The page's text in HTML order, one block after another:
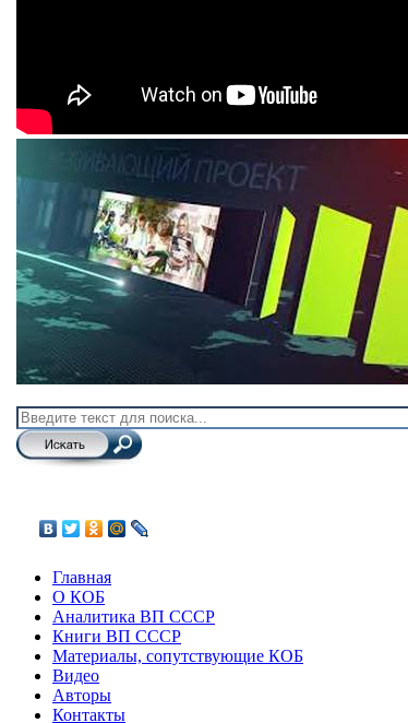
Главная
О КОБ
Аналитика ВП СССР
Книги ВП СССР
Материалы, сопутствующие КОБ
Видео
Авторы
Контакты